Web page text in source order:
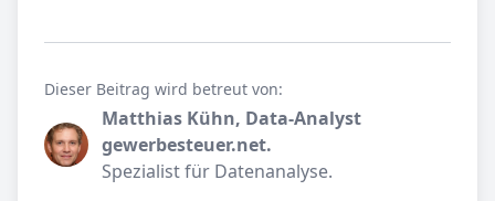
Dieser Beitrag wird betreut von:
Matthias Kühn, Data-Analyst
gewerbesteuer.net.
Spezialist für Datenanalyse.